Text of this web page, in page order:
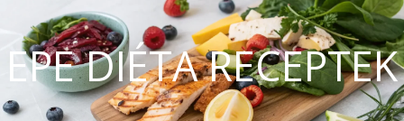
EPE DIÉTA RECEPTEK